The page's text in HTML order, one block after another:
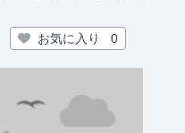
お気に入り 0